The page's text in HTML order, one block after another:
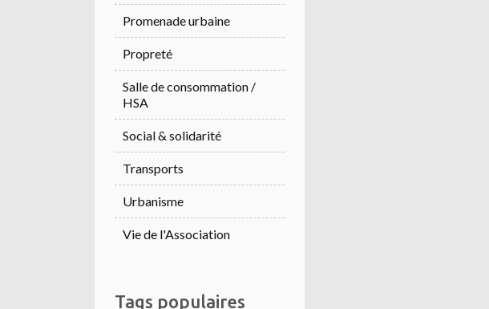
Promenade urbaine
Propreté
Salle de consommation /
HSA
Social & solidarité
Transports
Urbanisme
Vie de l'Association
Tags populaires